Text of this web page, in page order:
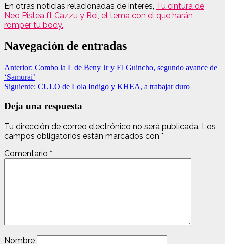
En otras noticias relacionadas de interés, Tu cintura de
Neo Pistea ft Cazzu y Rei, el tema con el que harán
romper tu body.
Navegación de entradas
Anterior: Combo la L de Beny Jr y El Guincho, segundo avance de
‘Samurai’
Siguiente: CULO de Lola Indigo y KHEA, a trabajar duro
Deja una respuesta
Tu dirección de correo electrónico no será publicada. Los
campos obligatorios están marcados con *
Comentario *
Nombre